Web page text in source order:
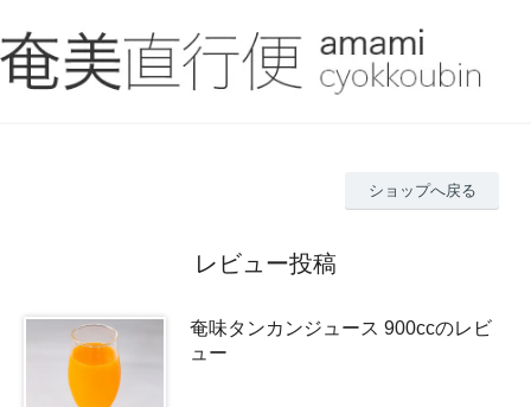
ショップへ戻る
レビュー投稿
奄味タンカンジュース 900ccのレビ
ュー